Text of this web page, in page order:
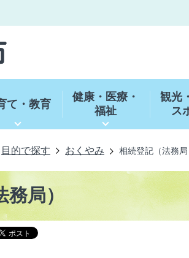
て・教育
健康・医療・
福祉
観光
ス
目的で探す おくやみ 相続登記（法務局
局）